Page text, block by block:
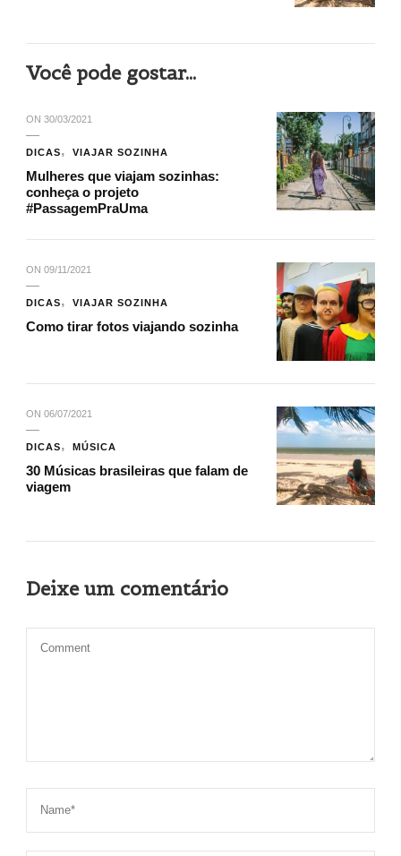
Você pode gostar...
ON 30/03/2021
DICAS VIAJAR SOZINHA
Mulheres que viajam sozinhas:
conheça o projeto
#PassagemPraUma
ON 09/11/2021
DICAS VIAJAR SOZINHA
Como tirar fotos viajando sozinha
ON 06/07/2021
DICAS MÚSICA
30 Músicas brasileiras que falam de
viagem
Deixe um comentário